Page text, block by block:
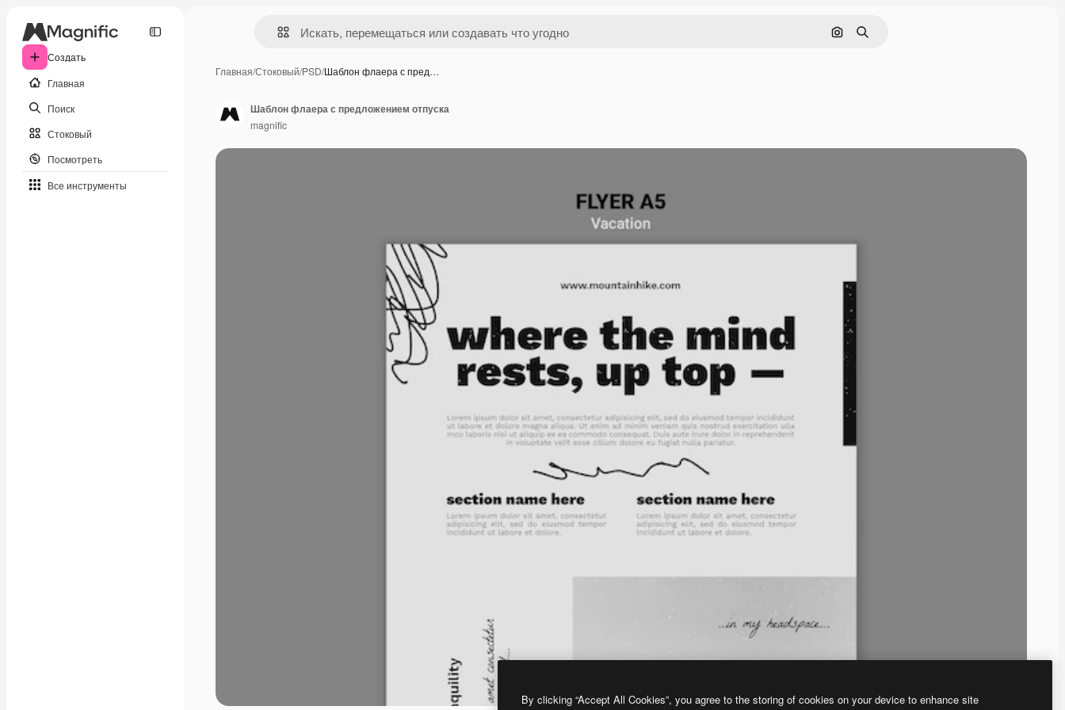
Создать
Главная
Поиск
Стоковый
Посмотреть
Все инструменты
Поиск по изображению
Поиск
Главная/Стоковый/PSD/Шаблон флаера с пред…
Шаблон флаера с предложением отпуска
magnific
By clicking “Accept All Cookies”, you agree to the storing of cookies on your device to enhance site